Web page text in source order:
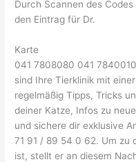
Durch Scannen des
den Eintrag für Dr.
Karte
041 7808080 041
sind Ihre Tierklinik mit
regelmäßig Tipps, Tricks
deiner Katze, Infos zu
und sichere dir exklusive
71 91 / 89 54 0 62. Um zu
ist, stellt er an diesem